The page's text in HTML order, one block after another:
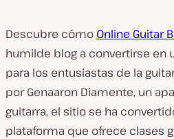
Descubre cómo Online Guitar
humilde blog a convertirse en
para los entusiastas de la
por Genaaron Diamente, un
guitarra, el sitio se ha
plataforma que ofrece clases